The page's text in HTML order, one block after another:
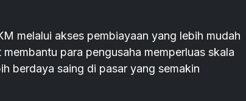
melalui akses pembiayaan yang lebih mudah
para pengusaha memperluas skala
berdaya saing di pasar yang semakin